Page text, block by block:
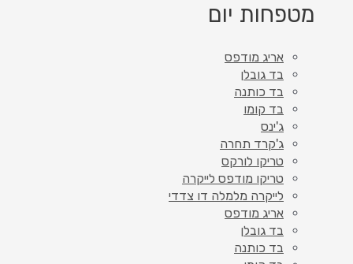
מטפחות יום
אריג מודפס
בד גובלן
בד כותנה
בד קומו
ג'ינס
ג'קרד תחרה
טריקו לורקס
טריקו מודפס לייקרה
לייקרה מלמלה דו צדדי
אריג מודפס
בד גובלן
בד כותנה